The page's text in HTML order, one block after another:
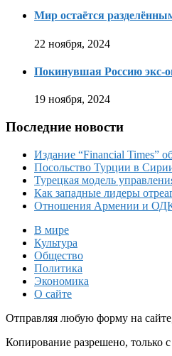
Мир остаётся
22 ноября, 2024
Покинувшая Россию экс-
19 ноября, 2024
Последние новости
Издание “Financial Times”
Посольство Турции в
Турецкая модель
Как западные лидеры
Отношения Армении и
В мире
Культура
Общество
Политика
Экономика
О сайте
Отправляя любую форму на
Копирование разрешено, только